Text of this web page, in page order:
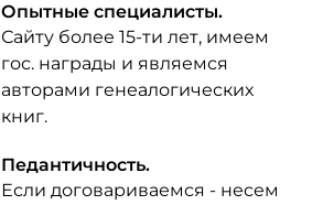
Опытные специалисты.
Сайту более 15-ти лет, имеем
гос. награды и являемся
авторами генеалогических
книг.
Педантичность.
Если договариваемся - несем